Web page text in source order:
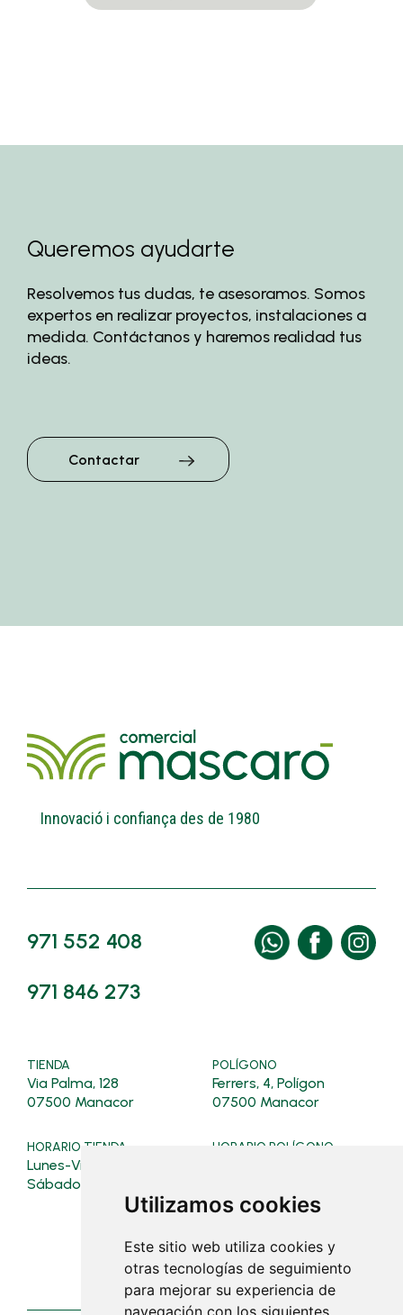
Utilizamos cookies
Este sitio web utiliza cookies y
otras tecnologías de seguimiento
para mejorar su experiencia de
navegación con los siguientes
Queremos ayudarte
Resolvemos tus dudas, te asesoramos. Somos
expertos en realizar proyectos, instalaciones a
medida. Contáctanos y haremos realidad tus
ideas.
Contactar
Innovació i confiança des de 1980
971 552 408
971 846 273
TIENDA
Via Palma, 128
07500 Manacor
POLÍGONO
Ferrers, 4, Polígon
07500 Manacor
HORARIO TIENDA
Lunes-Viernes: 08:00-19:30
Sábados: 08:00-13:00
HORARIO POLÍGONO
Sábados: 08:00 - 13:00
Lunes a viernes: 07:30 - 18:30
Sábados: cerrado